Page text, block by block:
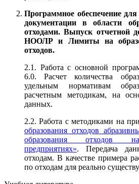
Программное обеспечение
документации в области
отходами. Выпуск отчетной
НООЛР и Лимиты на
отходов.
2.1. Работа с основной
6.0. Расчет количества
удельным нормативам
расчетным методикам, на
данных.
2.2. Работа с методиками на
образования отходов
образования отходов на
предприятиях». Передача
отходам. В качестве примера
по отходам для реально